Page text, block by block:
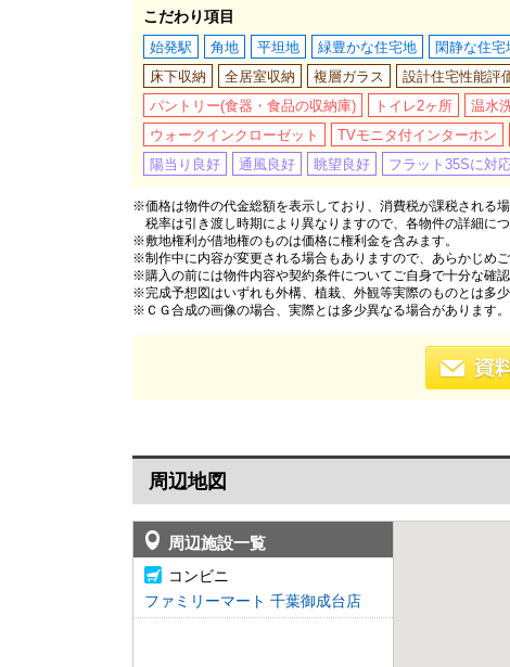
こだわり項目
始発駅 角地 平坦地 緑豊かな住宅地 閑静な住宅
床下収納
全居室収納 複層ガラス 設計住宅性能評
パントリー(食器・食品の収納庫)
トイレ2ヶ所 温水
ウォークインクローゼット
TVモニタ付インターホン
陽当り良好
通風良好 眺望良好 フラット35Sに対
※価格は物件の代金総額を表示しており、消費税が課税される
税率は引き渡し時期により異なりますので、各物件の詳細に
※敷地権利が借地権のものは価格に権利金を含みます。
※制作中に内容が変更される場合もありますので、あらかじめご
※購入の前には物件内容や契約条件についてご自身で十分な確
※完成予想図はいずれも外構、植栽、外観等実際のものとは多少
※ＣＧ合成の画像の場合、実際とは多少異なる場合があります。
周辺地図
周辺施設一覧
コンビニ
ファミリーマート 千葉御成台店